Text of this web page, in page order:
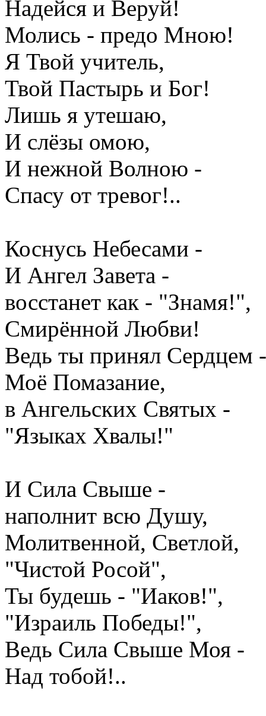
Надейся и Веруй!
Молись - предо Мною!
Я Твой учитель,
Твой Пастырь и Бог!
Лишь я утешаю,
И слёзы омою,
И нежной Волною -
Спасу от тревог!..
Коснусь Небесами -
И Ангел Завета -
восстанет как - "Знамя!",
Смирённой Любви!
Ведь ты принял Сердцем -
Моё Помазание,
в Ангельских Святых -
"Языках Хвалы!"
И Сила Свыше -
наполнит всю Душу,
Молитвенной, Светлой,
"Чистой Росой",
Ты будешь - "Иаков!",
"Израиль Победы!",
Ведь Сила Свыше Моя -
Над тобой!..